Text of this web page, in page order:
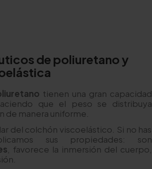
de poliuretano y
tienen una gran capacidad
que el peso se distribuya
de manera uniforme.
del colchón viscoelástico. Si no has
sus propiedades: son
, favorece la inmersión del cuerpo,